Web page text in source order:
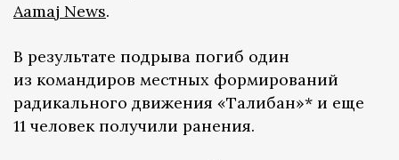
Aamaj News.
В результате подрыва погиб один
из командиров местных формирований
радикального движения «Талибан»* и еще
11 человек получили ранения.